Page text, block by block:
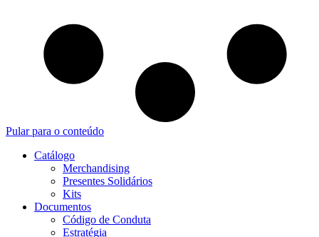
Pular para o conteúdo
Catálogo
Merchandising
Presentes Solidários
Kits
Documentos
Código de Conduta
Estratégia